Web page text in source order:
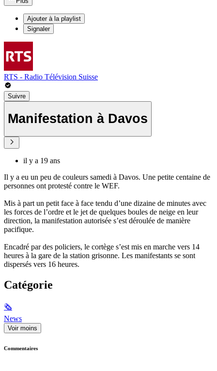
Ajouter à la playlist
Signaler
RTS - Radio Télévision Suisse
Suivre
Manifestation à Davos
il y a 19 ans
Il y a eu un peu de couleurs samedi à Davos. Une petite centaine de
personnes ont protesté contre le WEF.
Mis à part un petit face à face tendu d’une dizaine de minutes avec
les forces de l’ordre et le jet de quelques boules de neige en leur
direction, la manifestation autorisée s’est déroulée de manière
pacifique.
Encadré par des policiers, le cortège s’est mis en marche vers 14
heures à la gare de la station grisonne. Les manifestants se sont
dispersés vers 16 heures.
Catégorie
🗞
News
Voir moins
Commentaires